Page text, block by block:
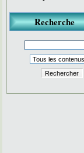
Recherche
Rechercher